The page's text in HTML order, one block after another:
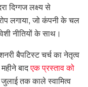
दिग्गज लक्ष्य से
लगाया, जो कंपनी के चल
नीतियों के साथ।
बैपटिस्ट चर्च का नेतृत्व
बादएक प्रस्ताव को
तक काले स्वामित्व